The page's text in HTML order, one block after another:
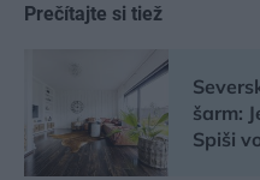
Prečítajte si tiež
šarm:
Spiši